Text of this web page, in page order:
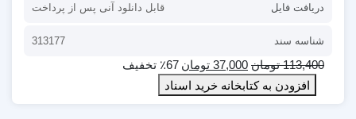
دریافت فایل قابل دانلود آنی پس از پرداخت
شناسه سند 313177
113,400 تومان 37,000 تومان ٪67 تخفیف
افزودن به کتابخانه خرید اسناد